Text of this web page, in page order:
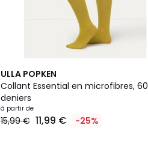
ULLA POPKEN
Collant Essential en microfibres, 60
deniers
à partir de
15,99 € 11,99 € -25%
4
/
5
6
Couleurs